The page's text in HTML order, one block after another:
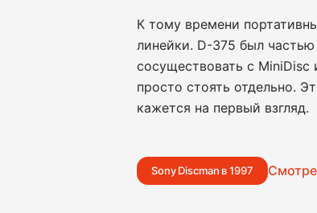
К тому времени
линейки. D-375 был
сосуществовать с
просто стоять отдельно.
кажется на первый взгляд.
Sony Discman в 1997